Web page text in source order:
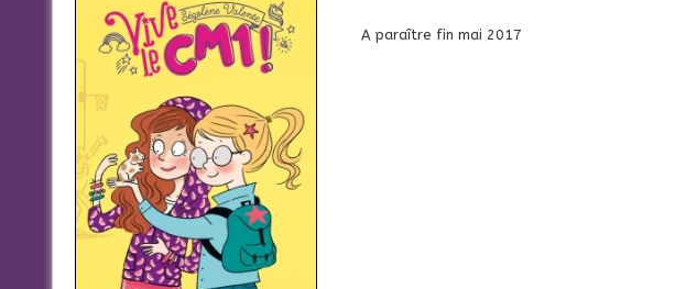
A paraître fin mai 2017